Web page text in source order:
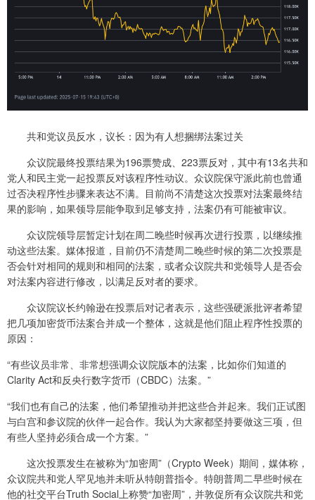
共和党议员反水，议长：因为有人想捆绑法案过关
众议院最终投票结果为196票赞成、223票反对，其中有13名共和
党人和民主党一起投票反对该程序性动议。众议院保守派此前也曾通
过否决程序性步骤来表达不满。目前尚不清楚这次投票对法案最终结
果的影响，如果领导层能争取到足够支持，法案仍有可能被审议。
众议院领导层暂定计划在周二晚些时候再次进行投票，以继续推
动这些法案。媒体报道，目前仍不清楚周二晚些时候的第二次投票是
否会针对相同的规则和相同的法案，或者众议院共和党领导人是否会
对法案内容进行修改，以满足反对者的要求。
众议院议长约翰逊在投票后对记者表示，这些强硬派批评者希望
把几项加密货币法案合并成一个整体，这就是他们阻止程序性投票的
原因：
“有些议员非常、非常想强调众议院版本的法案，比如你们知道的
Clarity Act和反央行数字货币（CBDC）法案。”
“我们也有自己的法案，他们希望推动并把这些合并起来。我们正试图
与白宫和参议院的伙伴一起合作。我认为大家都坚持要做这三项，但
有些人坚持必须合成一个方案。”
这次投票发生在被称为“加密周”（Crypto Week）期间，媒体称，
众议院共和党人罕见地并未听从特朗普指令。特朗普周二早些时候在
他的社交平台Truth Social上称赞“加密周”，并敦促所有众议院共和党